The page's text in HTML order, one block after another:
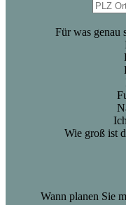
Für was genau
Wie groß ist
Wann planen Sie